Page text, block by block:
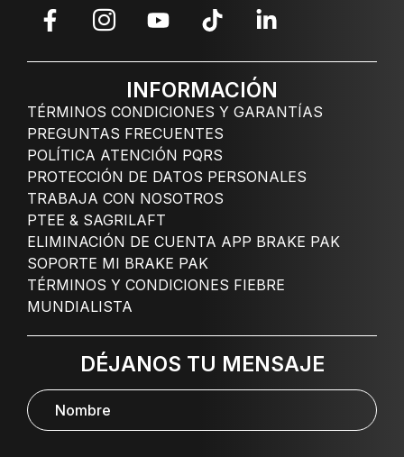
INFORMACIÓN
TÉRMINOS CONDICIONES Y GARANTÍAS
PREGUNTAS FRECUENTES
POLÍTICA ATENCIÓN PQRS
PROTECCIÓN DE DATOS PERSONALES
TRABAJA CON NOSOTROS
PTEE & SAGRILAFT
ELIMINACIÓN DE CUENTA APP BRAKE PAK
SOPORTE MI BRAKE PAK
TÉRMINOS Y CONDICIONES FIEBRE
MUNDIALISTA
DÉJANOS TU MENSAJE